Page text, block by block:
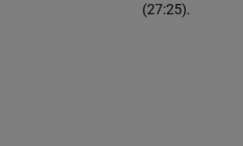
(27:25).